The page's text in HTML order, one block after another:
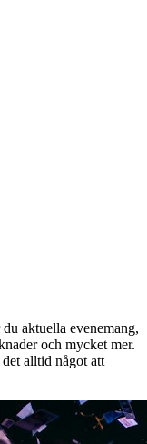
aktuella evenemang,
och mycket mer.
alltid något att